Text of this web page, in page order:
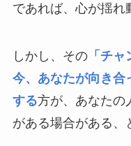
であれば、心が揺れ
しかし、その「チャ
今、あなたが向き合
する方が、あなたの
がある場合がある、